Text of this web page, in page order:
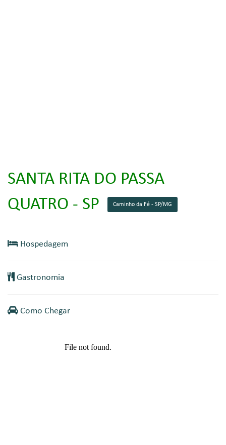
SANTA RITA DO PASSA
QUATRO - SP
Caminho da Fé - SP/MG
Hospedagem
Gastronomia
Como Chegar